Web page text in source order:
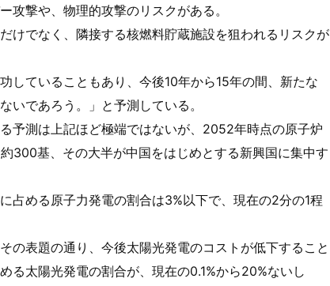
攻撃や、物理的攻撃のリスクがある。
けでなく、隣接する核燃料貯蔵施設を狙われるリスクが
していることもあり、今後10年から15年の間、新たな
いであろう。」と予測している。
予測は上記ほど極端ではないが、2052年時点の原子炉
300基、その大半が中国をはじめとする新興国に集中す
占める原子力発電の割合は3%以下で、現在の2分の1程
の表題の通り、今後太陽光発電のコストが低下すること
る太陽光発電の割合が、現在の0.1%から20%ないし